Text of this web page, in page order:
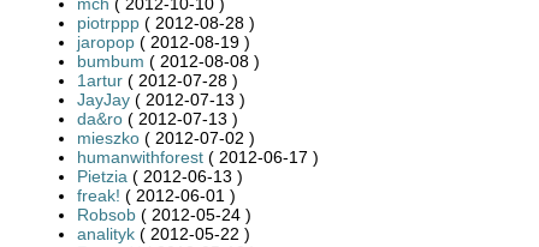
piotrppp ( 2012-08-28 )
jaropop ( 2012-08-19 )
bumbum ( 2012-08-08 )
1artur ( 2012-07-28 )
JayJay ( 2012-07-13 )
da&ro ( 2012-07-13 )
mieszko ( 2012-07-02 )
humanwithforest ( 2012-06-17 )
Pietzia ( 2012-06-13 )
freak! ( 2012-06-01 )
Robsob ( 2012-05-24 )
analityk ( 2012-05-22 )